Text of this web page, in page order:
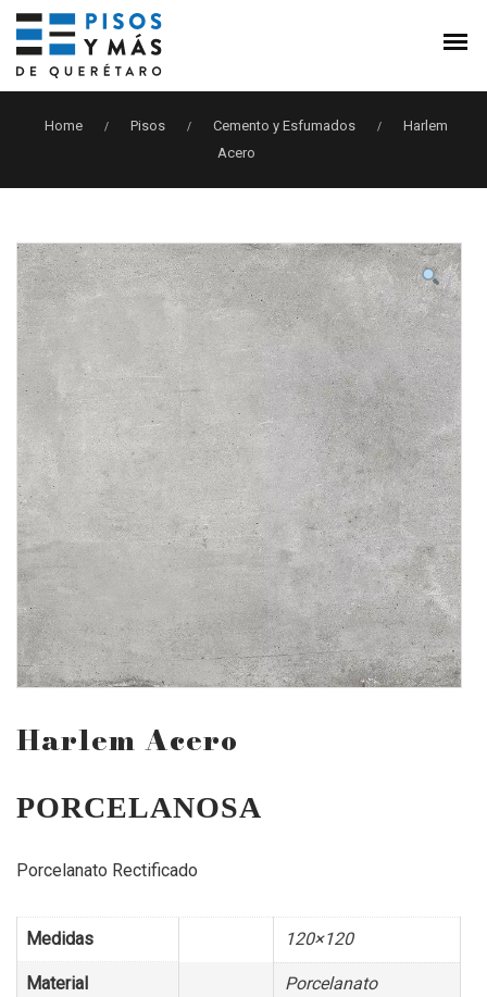
Home / Pisos / Cemento y Esfumados /
Harlem
Acero
Harlem Acero
PORCELANOSA
Porcelanato Rectificado
Medidas 120×120
Material Porcelanato